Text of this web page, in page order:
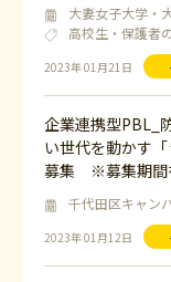
2023年 01月21日
大妻女子大学・
高校生・保護者
2023年 01月12日
企業連携型PBL_
い世代を動かす
募集 ※募集期間
千代田区キャン